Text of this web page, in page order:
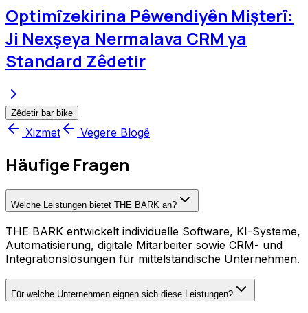
Optimîzekirina Pêwendiyên Mişterî:
Ji Nexşeya Nermalava CRM ya
Standard Zêdetir
Zêdetir bar bike
Xizmet Vegere Blogê
Häufige Fragen
Welche Leistungen bietet THE BARK an?
THE BARK entwickelt individuelle Software, KI-Systeme,
Automatisierung, digitale Mitarbeiter sowie CRM- und
Integrationslösungen für mittelständische Unternehmen.
Für welche Unternehmen eignen sich diese Leistungen?